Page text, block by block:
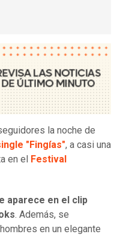
la noche de
"Fingías", a casi una
en el
Festival
aparece en el clip
. Además, se
en un elegante